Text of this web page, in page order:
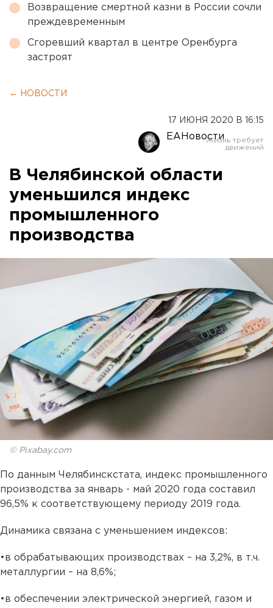
Возвращение смертной казни в России сочли
преждевременным
Сгоревший квартал в центре Оренбурга
застроят
← НОВОСТИ
17 ИЮНЯ 2020 В 16:15
ЕАНовости
В Челябинской области
уменьшился индекс
промышленного
производства
© Pixabay.com
По данным Челябинскстата, индекс промышленного
производства за январь - май 2020 года составил
96,5% к соответствующему периоду 2019 года.
Динамика связана с уменьшением индексов:
•в обрабатывающих производствах – на 3,2%, в т.ч.
металлургии – на 8,6%;
•в обеспечении электрической энергией, газом и